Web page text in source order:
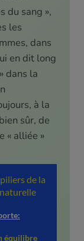
du sang »,
les
dans
en dit long
dans la
à la
sûr, de
« alliée »